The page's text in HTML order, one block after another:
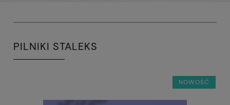
PILNIKI STALEKS
NOWOŚĆ